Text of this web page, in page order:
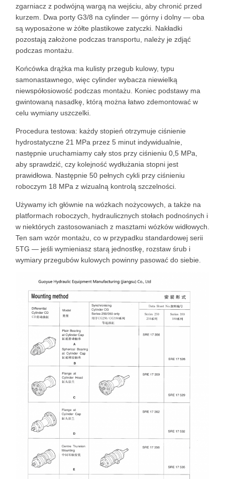
zgarniacz z podwójną wargą na wejściu, aby chronić przed
kurzem. Dwa porty G3/8 na cylinder — górny i dolny — oba
są wyposażone w żółte plastikowe zatyczki. Nakładki
pozostają założone podczas transportu, należy je zdjąć
podczas montażu.
Końcówka drążka ma kulisty przegub kulowy, typu
samonastawnego, więc cylinder wybacza niewielką
niewspółosiowość podczas montażu. Koniec podstawy ma
gwintowaną nasadkę, którą można łatwo zdemontować w
celu wymiany uszczelki.
Procedura testowa: każdy stopień otrzymuje ciśnienie
hydrostatyczne 21 MPa przez 5 minut indywidualnie,
następnie uruchamiamy cały stos przy ciśnieniu 0,5 MPa,
aby sprawdzić, czy kolejność wydłużania stopni jest
prawidłowa. Następnie 50 pełnych cykli przy ciśnieniu
roboczym 18 MPa z wizualną kontrolą szczelności.
Używamy ich głównie na wózkach nożycowych, a także na
platformach roboczych, hydraulicznych stołach podnośnych i
w niektórych zastosowaniach z masztami wózków widłowych.
Ten sam wzór montażu, co w przypadku standardowej serii
5TG — jeśli wymieniasz starą jednostkę, rozstaw śrub i
wymiary przegubów kulowych powinny pasować do siebie.